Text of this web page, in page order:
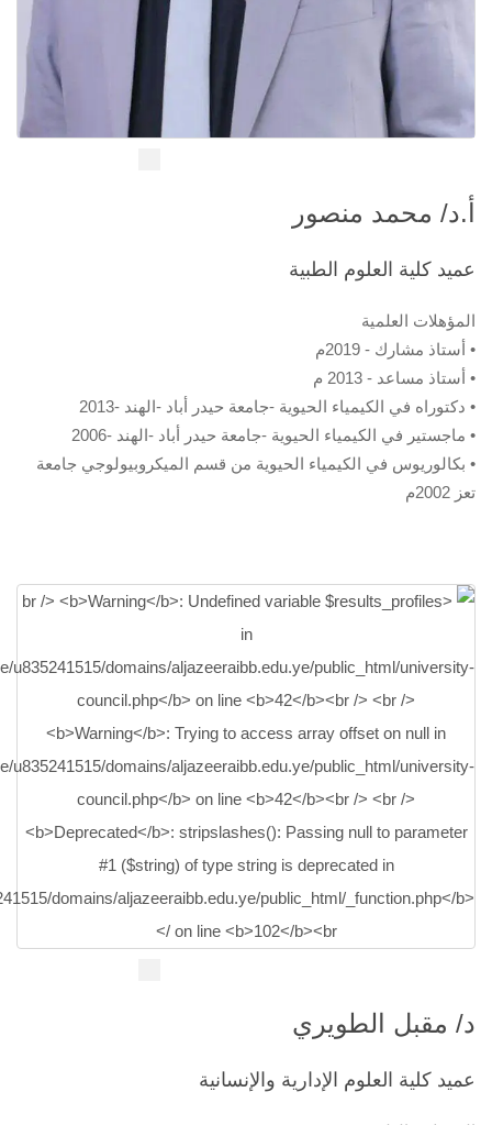
أ.د/ محمد منصور
عميد كلية العلوم الطبية
المؤهلات العلمية
• أستاذ مشارك - 2019م
• أستاذ مساعد - 2013 م
• دكتوراه في الكيمياء الحيوية -جامعة حيدر أباد -الهند -2013
• ماجستير في الكيمياء الحيوية -جامعة حيدر أباد -الهند -2006
• بكالوريوس في الكيمياء الحيوية من قسم الميكروبيولوجي جامعة
تعز 2002م
د/ مقبل الطويري
عميد كلية العلوم الإدارية والإنسانية